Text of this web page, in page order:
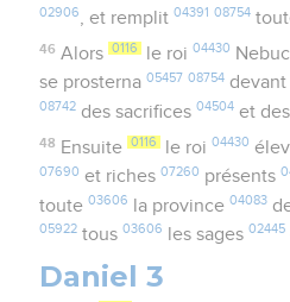
02906 , et remplit04391 08754
46 Alors 0116 le roi 04430
se prosterna05457 08754
08742 des sacrifices04504 et
48 Ensuite 0116 le roi 04430
07690 et riches07260 présents
toute03606 la province04083
05922 tous03606 les sages02445
Daniel 3